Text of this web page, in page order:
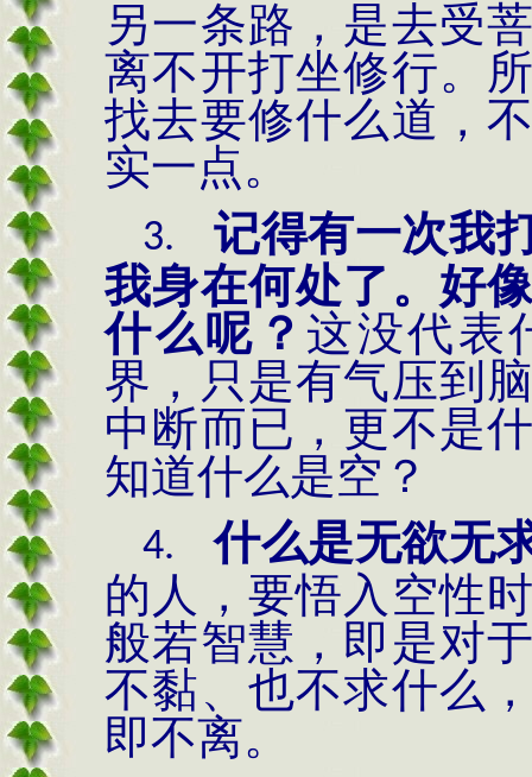
另一条路，是去受
离不开打坐修行。
找去要修什么道，
实一点。
3.
记得有一次我
我身在何处了。好
什么呢？ 这没代表
界，只是有气压到
中断而已，更不是
知道什么是空？
4.
什么是无欲无
的人，要悟入空性
般若智慧，即是对
不黏、也不求什么
即不离。